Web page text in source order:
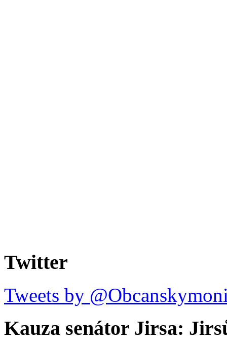
Twitter
Tweets by
Kauza senátor Jirsa: